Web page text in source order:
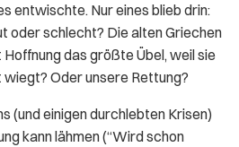
entwischte. Nur eines blieb drin:
oder schlecht? Die alten Griechen
das größte Übel, weil sie
Oder unsere Rettung?
(und einigen durchlebten Krisen)
kann lähmen (“Wird schon